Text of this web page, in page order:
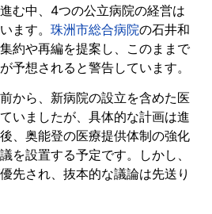
む中、4つの公立病院の経営は
ます。 珠洲市総合病院の石井和
約や再編を提案し、このままで
予想されると警告しています。
から、新病院の設立を含めた医
いましたが、具体的な計画は進
、奥能登の医療提供体制の強化
を設置する予定です。しかし、
先され、抜本的な議論は先送り